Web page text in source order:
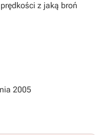
z jaką broń
2005